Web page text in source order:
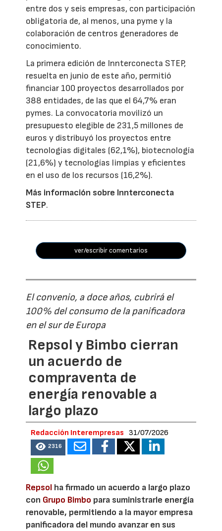
entre dos y seis empresas, con participación
obligatoria de, al menos, una pyme y la
colaboración de centros generadores de
conocimiento.
La primera edición de Innterconecta STEP,
resuelta en junio de este año, permitió
financiar 100 proyectos desarrollados por
388 entidades, de las que el 64,7% eran
pymes. La convocatoria movilizó un
presupuesto elegible de 231,5 millones de
euros y distribuyó los proyectos entre
tecnologías digitales (62,1%), biotecnología
(21,6%) y tecnologías limpias y eficientes
en el uso de los recursos (16,2%).
Más información sobre Innterconecta
STEP.
ver/escribir comentarios
El convenio, a doce años, cubrirá el
100% del consumo de la panificadora
en el sur de Europa
Repsol y Bimbo cierran
un acuerdo de
compraventa de
energía renovable a
largo plazo
Redacción Interempresas 31/07/2026
2316
Repsol ha firmado un acuerdo a largo plazo
con Grupo Bimbo para suministrarle energía
renovable, permitiendo a la mayor empresa
panificadora del mundo avanzar en sus